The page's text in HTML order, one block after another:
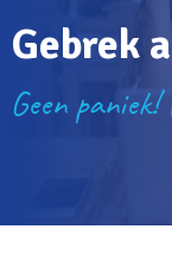
Gebrek
Geen